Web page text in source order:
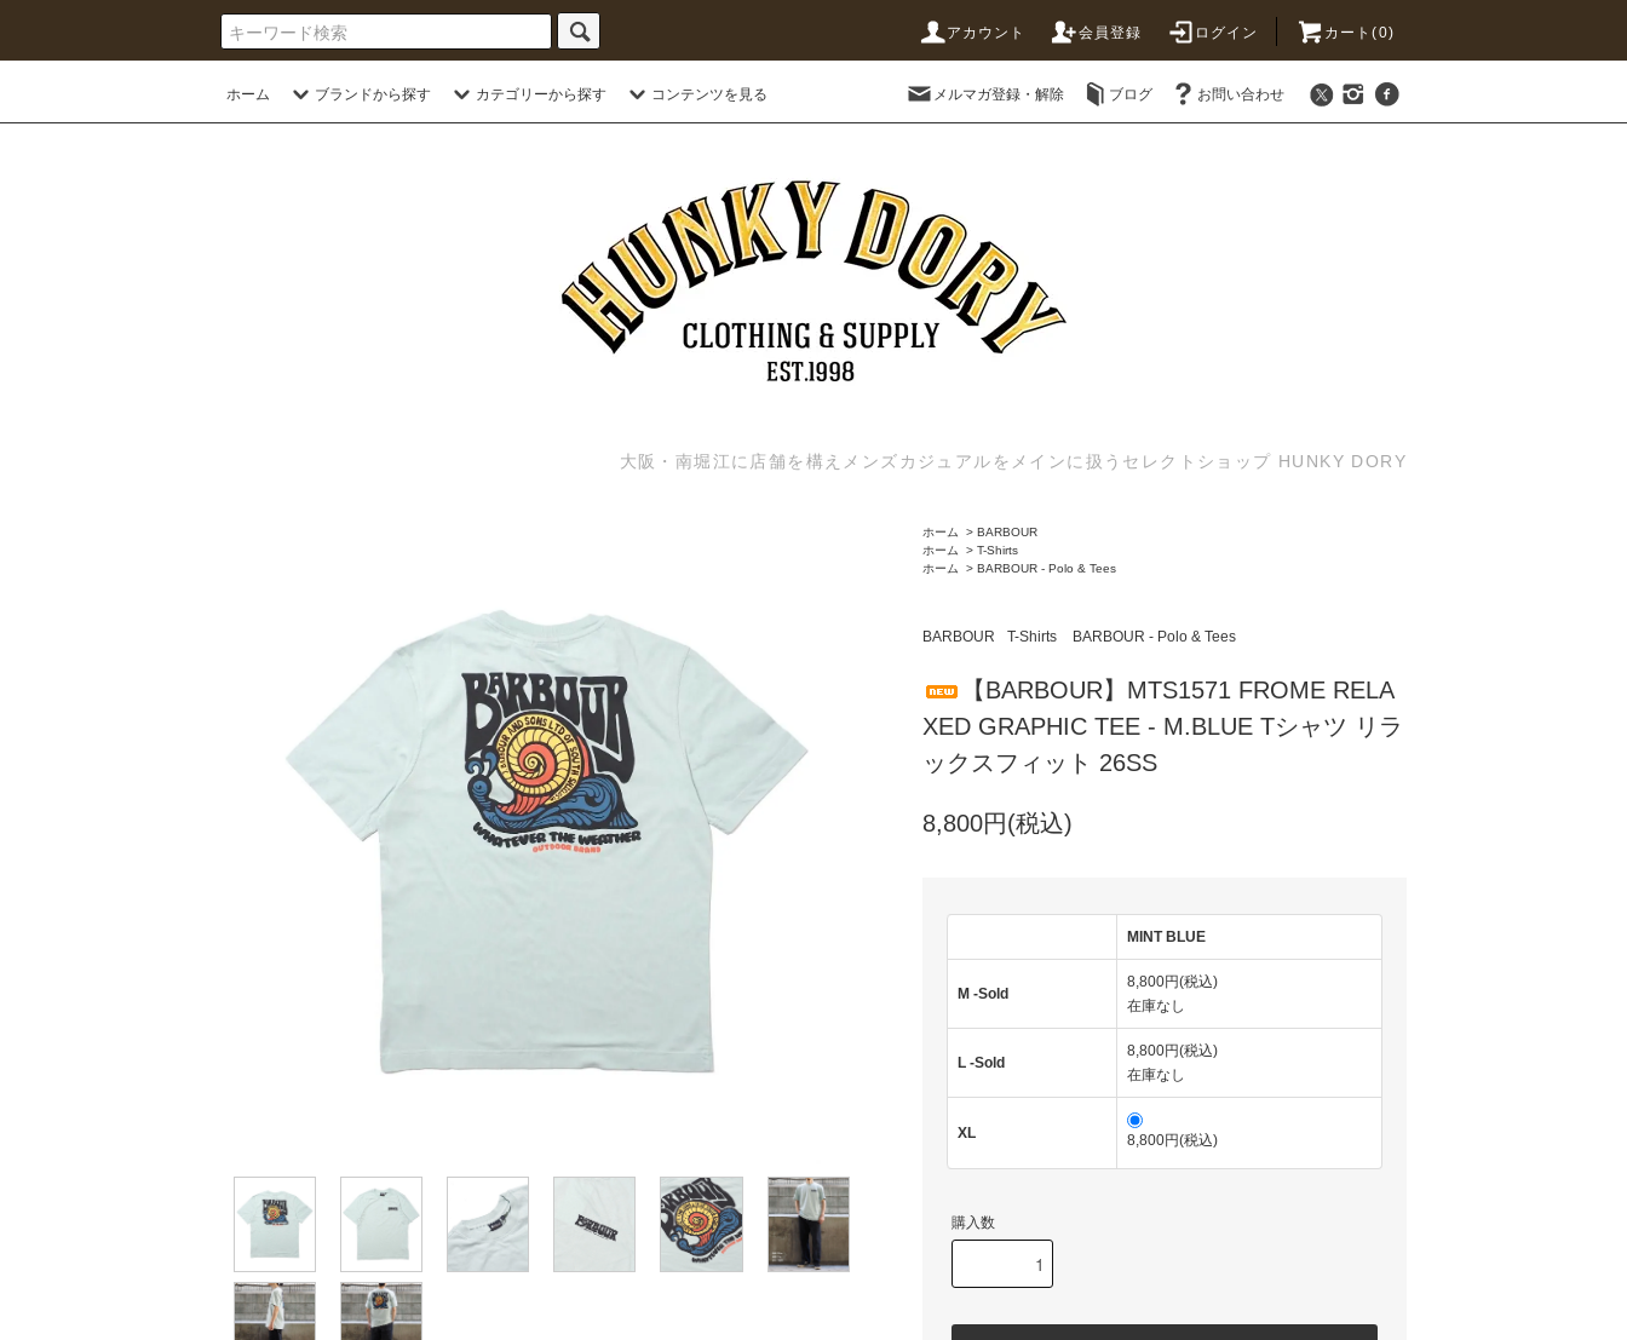
アカウント 会員登録 ログイン カート(0)
ホーム ブランドから探す カテゴリーから探す コンテンツを見る メルマガ登録・解除 ブログ お問い合わせ
大阪・南堀江に店舗を構えメンズカジュアルをメインに扱うセレクトショップ HUNKY DORY
ホーム > BARBOUR
ホーム
> T-Shirts
ホーム
> BARBOUR - Polo & Tees
BARBOUR T-Shirts BARBOUR - Polo & Tees
【BARBOUR】MTS1571 FROME RELA
XED GRAPHIC TEE - M.BLUE Tシャツ リラ
ックスフィット 26SS
8,800円(税込)
MINT BLUE
M -Sold
8,800円(税込)
在庫なし
L -Sold
8,800円(税込)
在庫なし
XL 8,800円(税込)
購入数